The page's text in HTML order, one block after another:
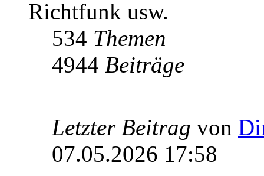
Richtfunk usw.
534 Themen
4944 Beiträge
Letzter Beitrag von
07.05.2026 17:58